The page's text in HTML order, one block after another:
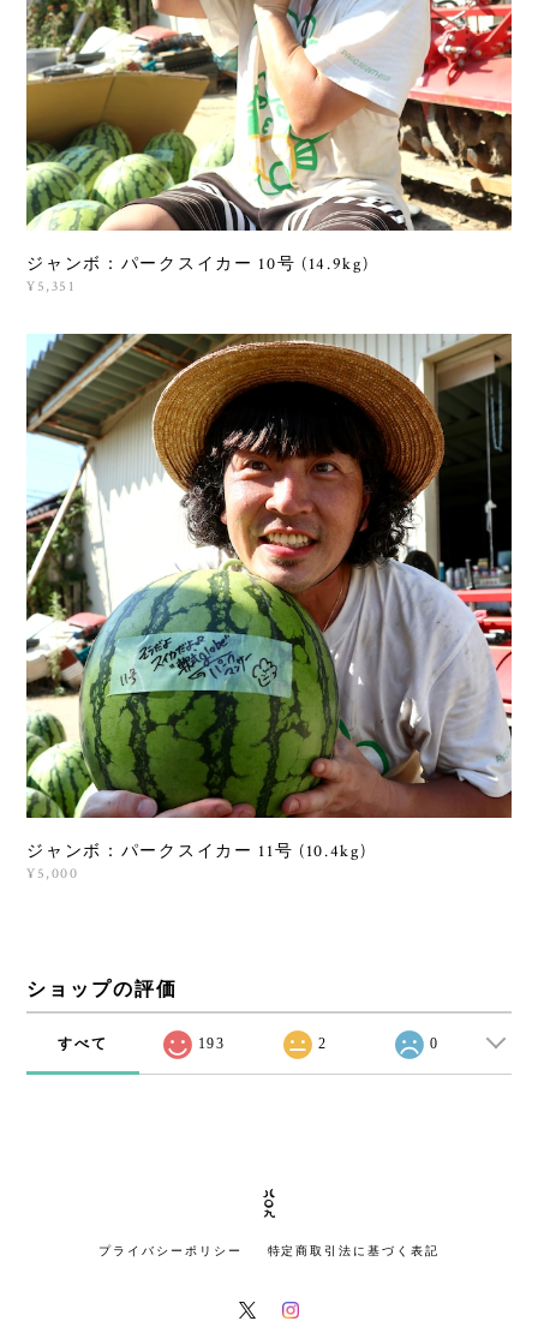
ジャンボ：パークスイカー 10号 (14.9kg)
¥5,351
ジャンボ：パークスイカー 11号 (10.4kg)
¥5,000
ショップの評価
すべて 193 2 0
プライバシーポリシー 特定商取引法に基づく表記